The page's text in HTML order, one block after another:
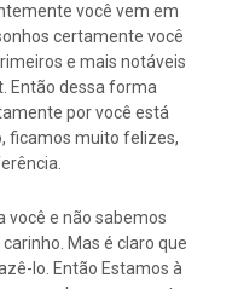
você vem em
certamente você
e mais notáveis
Então dessa forma
por você está
ficamos muito felizes,
você e não sabemos
Mas é claro que
lo. Então Estamos à